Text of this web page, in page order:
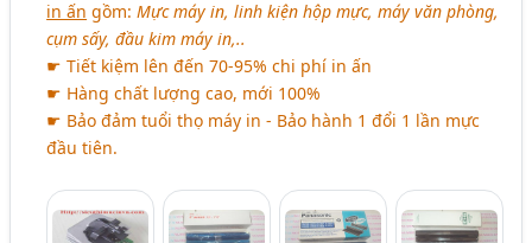
in ấn gồm:Mực máy in, linh kiện hộp mực, máy văn phòng,
cụm sấy, đầu kim máy in,..
☛ Tiết kiệm lên đến 70-95% chi phí in ấn
☛ Hàng chất lượng cao, mới 100%
☛ Bảo đảm tuổi thọ máy in - Bảo hành 1 đổi 1 lần mực
đầu tiên.